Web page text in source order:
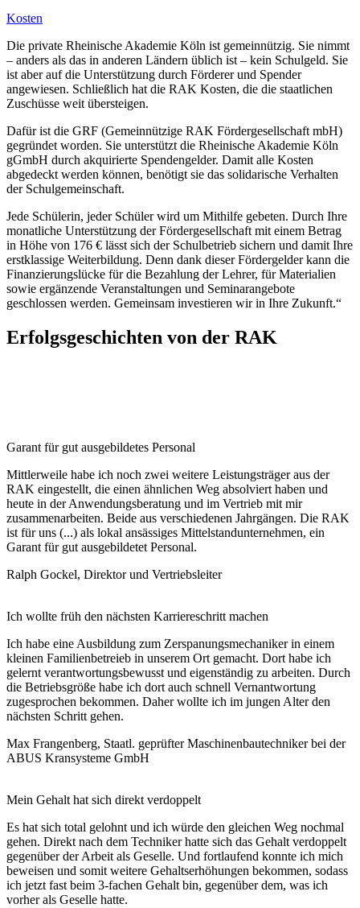
Kosten
Die private Rheinische Akademie Köln ist gemeinnützig. Sie nimmt
– anders als das in anderen Ländern üblich ist – kein Schulgeld. Sie
ist aber auf die Unterstützung durch Förderer und Spender
angewiesen. Schließlich hat die RAK Kosten, die die staatlichen
Zuschüsse weit übersteigen.
Dafür ist die GRF (Gemeinnützige RAK Fördergesellschaft mbH)
gegründet worden. Sie unterstützt die Rheinische Akademie Köln
gGmbH durch akquirierte Spendengelder. Damit alle Kosten
abgedeckt werden können, benötigt sie das solidarische Verhalten
der Schulgemeinschaft.
Jede Schülerin, jeder Schüler wird um Mithilfe gebeten. Durch Ihre
monatliche Unterstützung der Fördergesellschaft mit einem Betrag
in Höhe von 176 € lässt sich der Schulbetrieb sichern und damit Ihre
erstklassige Weiterbildung. Denn dank dieser Fördergelder kann die
Finanzierungslücke für die Bezahlung der Lehrer, für Materialien
sowie ergänzende Veranstaltungen und Seminarangebote
geschlossen werden. Gemeinsam investieren wir in Ihre Zukunft.“
Erfolgsgeschichten von der RAK
Garant für gut ausgebildetes Personal
Mittlerweile habe ich noch zwei weitere Leistungsträger aus der
RAK eingestellt, die einen ähnlichen Weg absolviert haben und
heute in der Anwendungsberatung und im Vertrieb mit mir
zusammenarbeiten. Beide aus verschiedenen Jahrgängen. Die RAK
ist für uns (...) als lokal ansässiges Mittelstandunternehmen, ein
Garant für gut ausgebildetet Personal.
Ralph Gockel, Direktor und Vertriebsleiter
Ich wollte früh den nächsten Karriereschritt machen
Ich habe eine Ausbildung zum Zerspanungsmechaniker in einem
kleinen Familienbetreieb in unserem Ort gemacht. Dort habe ich
gelernt verantwortungsbewusst und eigenständig zu arbeiten. Durch
die Betriebsgröße habe ich dort auch schnell Vernantwortung
zugesprochen bekommen. Daher wollte ich im jungen Alter den
nächsten Schritt gehen.
Max Frangenberg, Staatl. geprüfter Maschinenbautechniker bei der
ABUS Kransysteme GmbH
Mein Gehalt hat sich direkt verdoppelt
Es hat sich total gelohnt und ich würde den gleichen Weg nochmal
gehen. Direkt nach dem Techniker hatte sich das Gehalt verdoppelt
gegenüber der Arbeit als Geselle. Und fortlaufend konnte ich mich
beweisen und somit weitere Gehaltserhöhungen bekommen, sodass
ich jetzt fast beim 3-fachen Gehalt bin, gegenüber dem, was ich
vorher als Geselle hatte.